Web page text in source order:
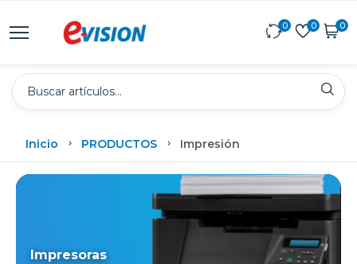
0 0 0
Inicio PRODUCTOS Impresión
Impresoras